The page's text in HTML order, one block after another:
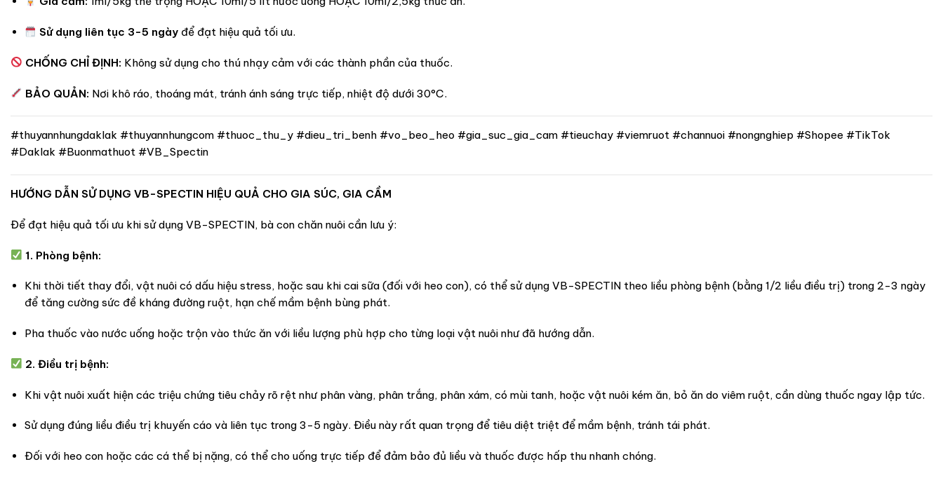
Sử dụng liên tục 3-5 ngày để đạt hiệu quả tối ưu.
CHỐNG CHỈ ĐỊNH: Không sử dụng cho thú nhạy cảm với các thành phần của thuốc.
BẢO QUẢN: Nơi khô ráo, thoáng mát, tránh ánh sáng trực tiếp, nhiệt độ dưới 30°C.
#thuyannhungdaklak #thuyannhungcom #thuoc_thu_y #dieu_tri_benh #vo_beo_heo #gia_suc_gia_cam #tieuchay #viemruot #channuoi #nongnghiep #Shopee #TikTok
#Daklak #Buonmathuot #VB_Spectin
HƯỚNG DẪN SỬ DỤNG VB-SPECTIN HIỆU QUẢ CHO GIA SÚC, GIA CẦM
Để đạt hiệu quả tối ưu khi sử dụng VB-SPECTIN, bà con chăn nuôi cần lưu ý:
1. Phòng bệnh:
Khi thời tiết thay đổi, vật nuôi có dấu hiệu stress, hoặc sau khi cai sữa (đối với heo con), có thể sử dụng VB-SPECTIN theo liều phòng bệnh (bằng 1/2 liều điều trị) trong 2-3 ngày
để tăng cường sức đề kháng đường ruột, hạn chế mầm bệnh bùng phát.
Pha thuốc vào nước uống hoặc trộn vào thức ăn với liều lượng phù hợp cho từng loại vật nuôi như đã hướng dẫn.
2. Điều trị bệnh:
Khi vật nuôi xuất hiện các triệu chứng tiêu chảy rõ rệt như phân vàng, phân trắng, phân xám, có mùi tanh, hoặc vật nuôi kém ăn, bỏ ăn do viêm ruột, cần dùng thuốc ngay lập tức.
Sử dụng đúng liều điều trị khuyến cáo và liên tục trong 3-5 ngày. Điều này rất quan trọng để tiêu diệt triệt để mầm bệnh, tránh tái phát.
Đối với heo con hoặc các cá thể bị nặng, có thể cho uống trực tiếp để đảm bảo đủ liều và thuốc được hấp thu nhanh chóng.